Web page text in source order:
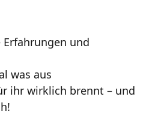
und
was aus
ihr wirklich brennt – und